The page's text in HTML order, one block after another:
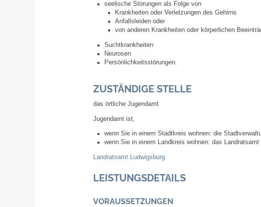
seelische Störungen als Folge von
Krankheiten oder Verletzungen des Gehirns
Anfallsleiden oder
von anderen Krankheiten oder körperlichen
Suchtkrankheiten
Neurosen
Persönlichkeitsstörungen.
ZUSTÄNDIGE STELLE
das örtliche Jugendamt
Jugendamt ist,
wenn Sie in einem Stadtkreis wohnen: die
wenn Sie in einem Landkreis wohnen: das Landratsamt
Landratsamt Ludwigsburg
LEISTUNGSDETAILS
VORAUSSETZUNGEN